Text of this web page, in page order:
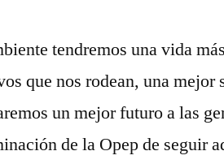
tendremos una vida
que nos rodean, una mejor
un mejor futuro a las
de la Opep de seguir